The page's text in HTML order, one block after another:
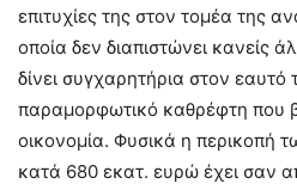
επιτυχίες της στον τομέα της
οποία δεν διαπιστώνει κανείς
δίνει συγχαρητήρια στον
παραμορφωτικό καθρέφτη που
οικονομία. Φυσικά η περικοπή
κατά 680 εκατ. ευρώ έχει σαν